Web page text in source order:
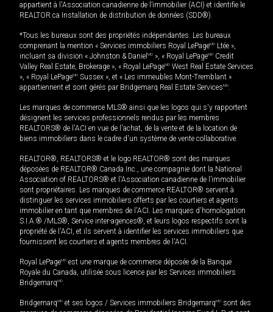
appartient à l'Association canadienne de l’immobilier (ACI) et identifie le
REALTOR.ca Installation de distribution de données (SDD®).
*Tous les bureaux sont des propriétés indépendantes. Les bureaux
comprenant la mention « Services immobiliers Royal LePageMD Ltée »,
incluant sa division « Johnston & Daniel MD », « Royal LePageMD Credit
Valley Real Estate, Brokerage », « Royal LePageMD West Real Estate Services
», « Royal LePageMD Sussex », et « Les immeubles Mont-Tremblant »
appartiennent et sont gérés par Bridgemarq Real Estate ServicesMD.
Les marques de commerce MLS® ainsi que les logos qui s'y rapportent
désignent les services professionnels rendus par les membres
REALTORS® de l'ACI en vue de l'achat, de la vente et de la location de
biens immobiliers dans le cadre d'un système de vente collaborative.
REALTOR®, REALTORS® et le logo REALTOR® sont des marques
déposées de REALTOR® Canada Inc., une compagnie dont la National
Association of REALTORS® et l'Association canadienne de l’immobilier
sont propriétaires. Les marques de commerce REALTOR® servent à
distinguer les services immobiliers offerts par les courtiers et agents
immobilier en tant que membres de l'ACI. Les marques d'homologation
S.I.A.® /MLS®, Service inter-agences®, et leurs logos respectifs sont la
propriété de l'ACI, et ils servent à identifier les services immobiliers que
fournissent les courtiers et agents membres de l'ACI.
Royal LePageMD est une marque de commerce déposée de la Banque
Royale du Canada, utilisée sous licence par les Services immobiliers
BridgemarqMD.
BridgemarqMD et ses logos / Services immobiliers BridgemarqMD sont des